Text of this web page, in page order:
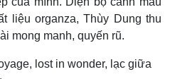
liệu organza, Thùy Dung thu
mong manh, quyến rũ.